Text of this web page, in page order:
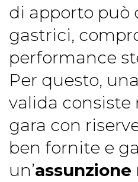
di apporto può
gastrici,
performance
Per questo,
valida consiste
gara con
ben fornite e
un’